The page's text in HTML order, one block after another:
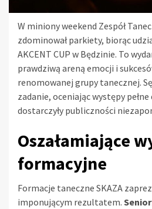
W miniony weekend Zespół
zdominował parkiety, biorąc
AKCENT CUP w Będzinie. To
prawdziwą areną emocji i
renomowanej grupy tanecznej.
zadanie, oceniając występy
dostarczyły publiczności
Oszałamiające
formacyjne
Formacje taneczne SKAZA
imponującym rezultatem.